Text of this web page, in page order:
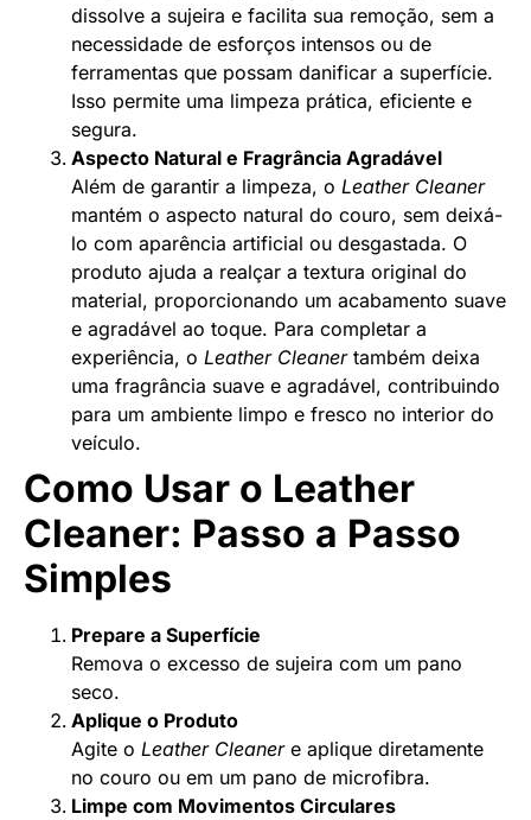
dissolve a sujeira e facilita sua remoção, sem a
necessidade de esforços intensos ou de
ferramentas que possam danificar a superfície.
Isso permite uma limpeza prática, eficiente e
segura.
Aspecto Natural e Fragrância Agradável
Além de garantir a limpeza, o Leather Cleaner
mantém o aspecto natural do couro, sem deixá-
lo com aparência artificial ou desgastada. O
produto ajuda a realçar a textura original do
material, proporcionando um acabamento suave
e agradável ao toque. Para completar a
experiência, o Leather Cleanertambém deixa
uma fragrância suave e agradável, contribuindo
para um ambiente limpo e fresco no interior do
veículo.
Como Usar o Leather
Cleaner: Passo a Passo
Simples
Prepare a Superfície
Remova o excesso de sujeira com um pano
seco.
Aplique o Produto
Agite o Leather Cleanere aplique diretamente
no couro ou em um pano de microfibra.
Limpe com Movimentos Circulares